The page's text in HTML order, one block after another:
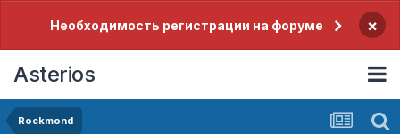
Необходимость регистрации на форуме ×
Asterios
Rockmond